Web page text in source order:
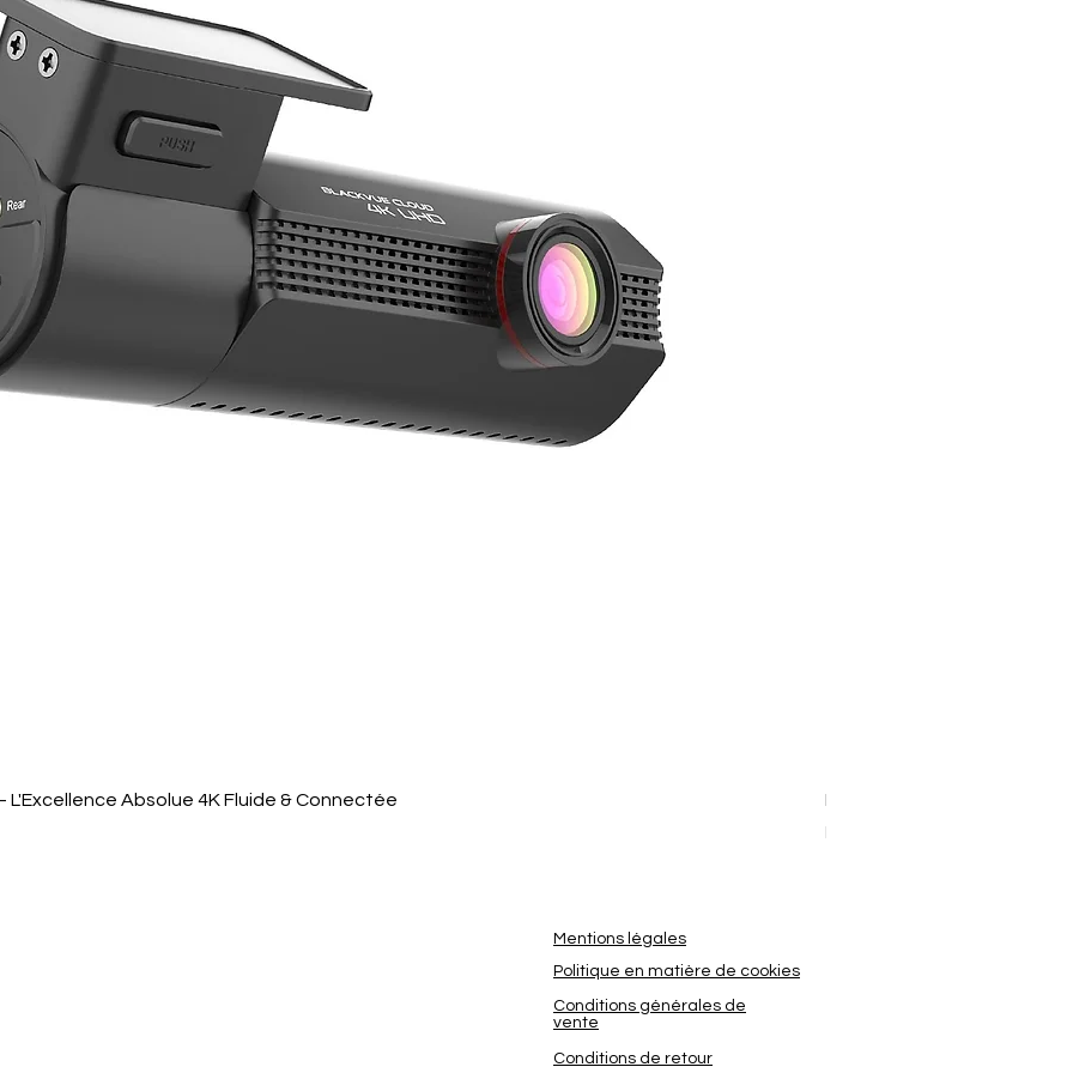
Quick View
L'Excellence Absolue 4K Fluide & Connectée
Dashcam BlackVue Elite 8-
From
Sale Price
Mentions légales
Politique en matière de cookies
Conditions générales de
vente
Conditions de retour